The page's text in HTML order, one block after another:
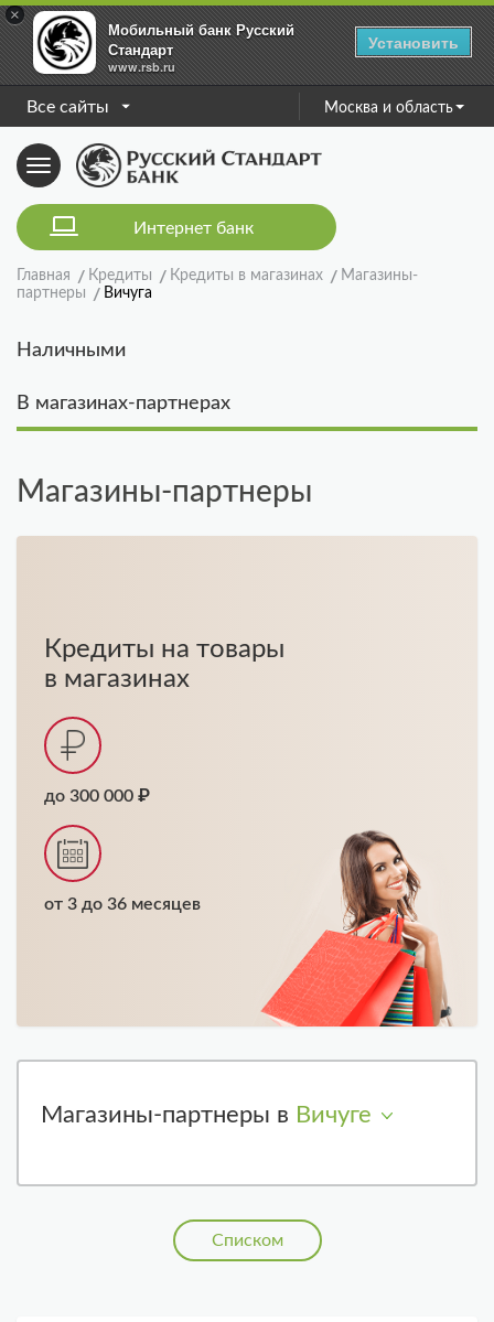
×
Мобильный банк Русский
Стандарт
www.rsb.ru
Установить
Все сайты Москва и область
Toggle
navigation
Интернет банк
Главная Кредиты Кредиты в магазинах
Магазины-
партнеры
Вичуга
Наличными
В магазинах-партнерах
Магазины-партнеры
Кредиты на товары
в магазинах
до 300 000 ₽
от 3 до 36 месяцев
Магазины-партнеры в Вичуге
Списком